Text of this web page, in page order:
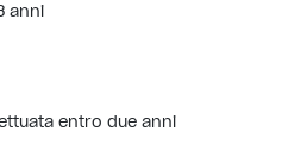
anni
entro due anni